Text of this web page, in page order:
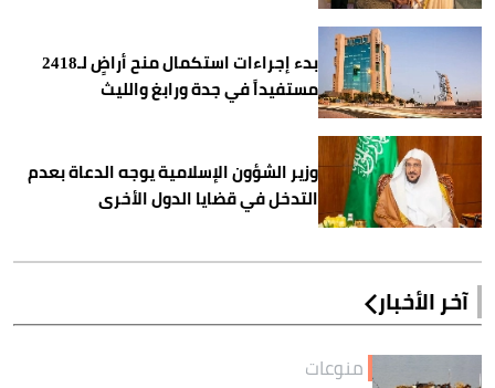
بدء إجراءات استكمال منح أراضٍ لـ2418
مستفيداً في جدة ورابغ والليث
وزير الشؤون الإسلامية يوجه الدعاة بعدم
التدخل في قضايا الدول الأخرى
آخر الأخبار
منوعات